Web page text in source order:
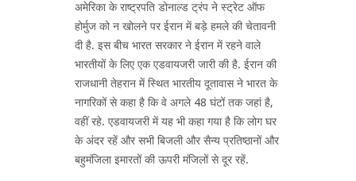
अमेरिका के राष्ट्रपति डोनाल्ड ट्रंप ने स्ट्रेट ऑफ
होर्मुज को न खोलने पर ईरान में बड़े हमले की चेतावनी
दी है. इस बीच भारत सरकार ने ईरान में रहने वाले
भारतीयों के लिए एक एडवायजरी जारी की है. ईरान की
राजधानी तेहरान में स्थित भारतीय दूतावास ने भारत के
नागरिकों से कहा है कि वे अगले 48 घंटों तक जहां है,
वहीं रहे. एडवायजरी में यह भी कहा गया है कि लोग घर
के अंदर रहें और सभी बिजली और सैन्य प्रतिष्ठानों और
बहुमंजिला इमारतों की ऊपरी मंजिलों से दूर रहें.